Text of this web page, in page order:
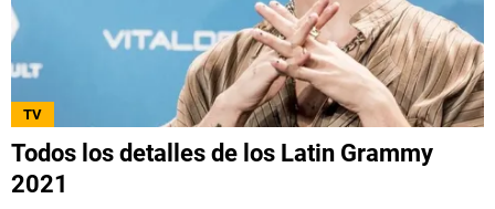
TV
Todos los detalles de los Latin Grammy
2021